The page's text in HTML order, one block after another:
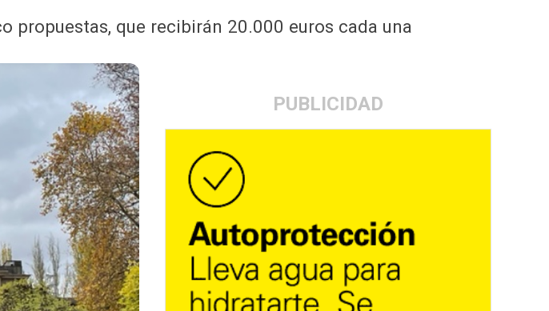
propuestas, que recibirán 20.000 euros cada una
PUBLICIDAD